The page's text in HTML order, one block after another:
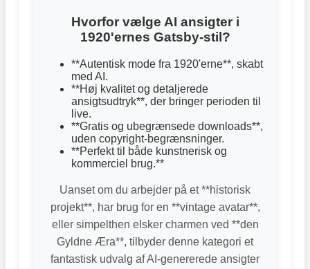
Hvorfor vælge AI ansigter i
1920'ernes Gatsby-stil?
**Autentisk mode fra 1920'erne**, skabt
med AI.
**Høj kvalitet og detaljerede
ansigtsudtryk**, der bringer perioden til
live.
**Gratis og ubegrænsede downloads**,
uden copyright-begrænsninger.
**Perfekt til både kunstnerisk og
kommerciel brug.**
Uanset om du arbejder på et **historisk
projekt**, har brug for en **vintage avatar**,
eller simpelthen elsker charmen ved **den
Gyldne Æra**, tilbyder denne kategori et
fantastisk udvalg af AI-genererede ansigter